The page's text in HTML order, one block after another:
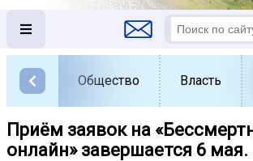
Общество Власть
Приём заявок на
онлайн» завершается 6 мая.